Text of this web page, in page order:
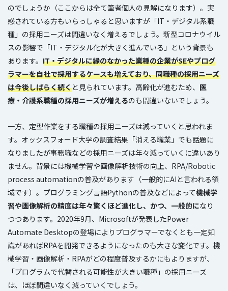
のでしょうか（ここからは全て筆者個人の見解になります）。実
感されている方もいらっしゃると思いますが「IT・デジタル系職
種」の採用ニーズは間違いなく増えるでしょう。新型コロナウイル
スの影響で「IT・デジタル化が大きく進んでいる」という背景も
あります。 IT・デジタルに縁のなかった業種の企業がSEやプログ
ラマーを自社で採用するケースも増えており、同職種の採用ニーズ
は今後しばらく続くと見られています。高齢化が進むため、 医
療・介護系職種の採用ニーズが増えるのも間違いないでしょう。
一方、定型作業をする職種の採用ニーズは減っていくと思われま
す。オックスフォード大学の調査結果「消える職業」でも話題に
なりましたが事務職などの採用ニーズは年々減っていくに違いあり
ません。背景には機械学習や画像解析技術の向上、RPA/Robotic
process automationの普及があります（一般的にAIと言われる領
域です）。プログラミング言語Pythonの普及などによって機械学
習や画像解析の精度は年々驚くほど進化し、かつ、一般的になり
つつあります。2020年9月、Microsoftが発表したPower
Automate Desktopの登場によりプログラマーでなくとも一定知
識があればRPAを開発できるようになったのも大きな変化です。機
械学習・画像解析・RPAがどの程度普及するかにもよりますが、
「プログラムで代替される可能性が大きい職種」の採用ニーズ
は、ほぼ間違いなく減っていくでしょう。